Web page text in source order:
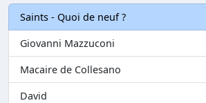
Saints - Quoi de neuf ?
Giovanni Mazzuconi
Macaire de Collesano
David